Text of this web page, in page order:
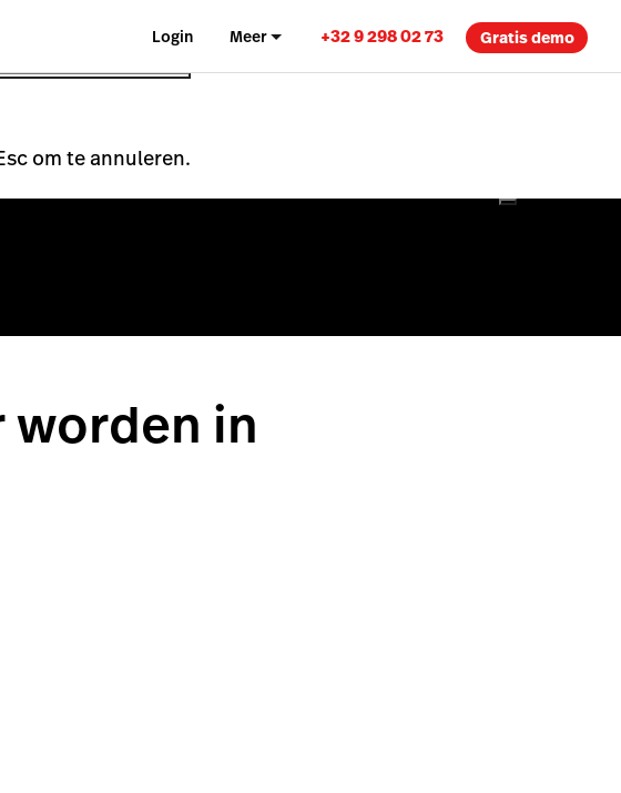
Login Meer +32 9 298 02 73 Gratis demo
om te annuleren.
in